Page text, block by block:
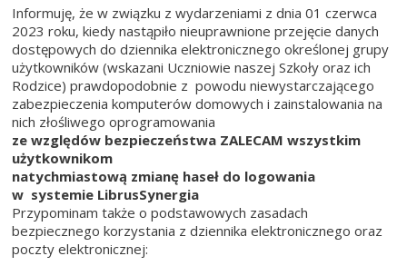
Informuję, że w związku z wydarzeniami z dnia 01 czerwca
2023 roku, kiedy nastąpiło nieuprawnione przejęcie danych
dostępowych do dziennika elektronicznego określonej grupy
użytkowników (wskazani Uczniowie naszej Szkoły oraz ich
Rodzice) prawdopodobnie z powodu niewystarczającego
zabezpieczenia komputerów domowych i zainstalowania na
nich złośliwego oprogramowania
ze względów bezpieczeństwa ZALECAM wszystkim
użytkownikom
natychmiastową zmianę haseł do logowania
w systemie LibrusSynergia
Przypominam także o podstawowych zasadach
bezpiecznego korzystania z dziennika elektronicznego oraz
poczty elektronicznej: